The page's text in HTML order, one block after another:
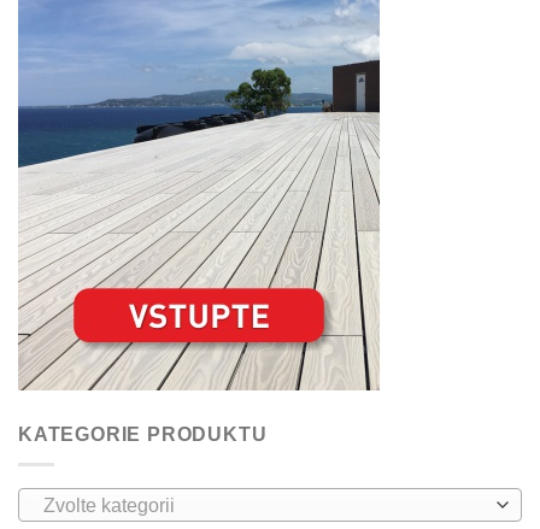
KATEGORIE PRODUKTU
Zvolte kategorii